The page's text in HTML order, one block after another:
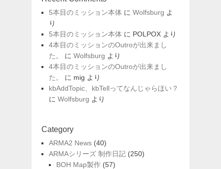
5本目のミッション本体 に Wolfsburg よ
り
5本目のミッション本体 に POLPOX より
4本目のミッションのOutroが出来まし
た。
に Wolfsburg より
4本目のミッションのOutroが出来まし
た。
に mig より
kbAddTopic、kbTellってなんじゃらほい？
に Wolfsburg より
Category
ARMA2 News (40)
ARMAシリーズ 制作日記 (250)
BOH Map製作 (57)